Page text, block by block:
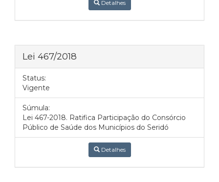
Detalhes
Lei 467/2018
Status:
Vigente
Súmula:
Lei 467-2018. Ratifica Participação do Consórcio
Público de Saúde dos Municípios do Seridó
Detalhes